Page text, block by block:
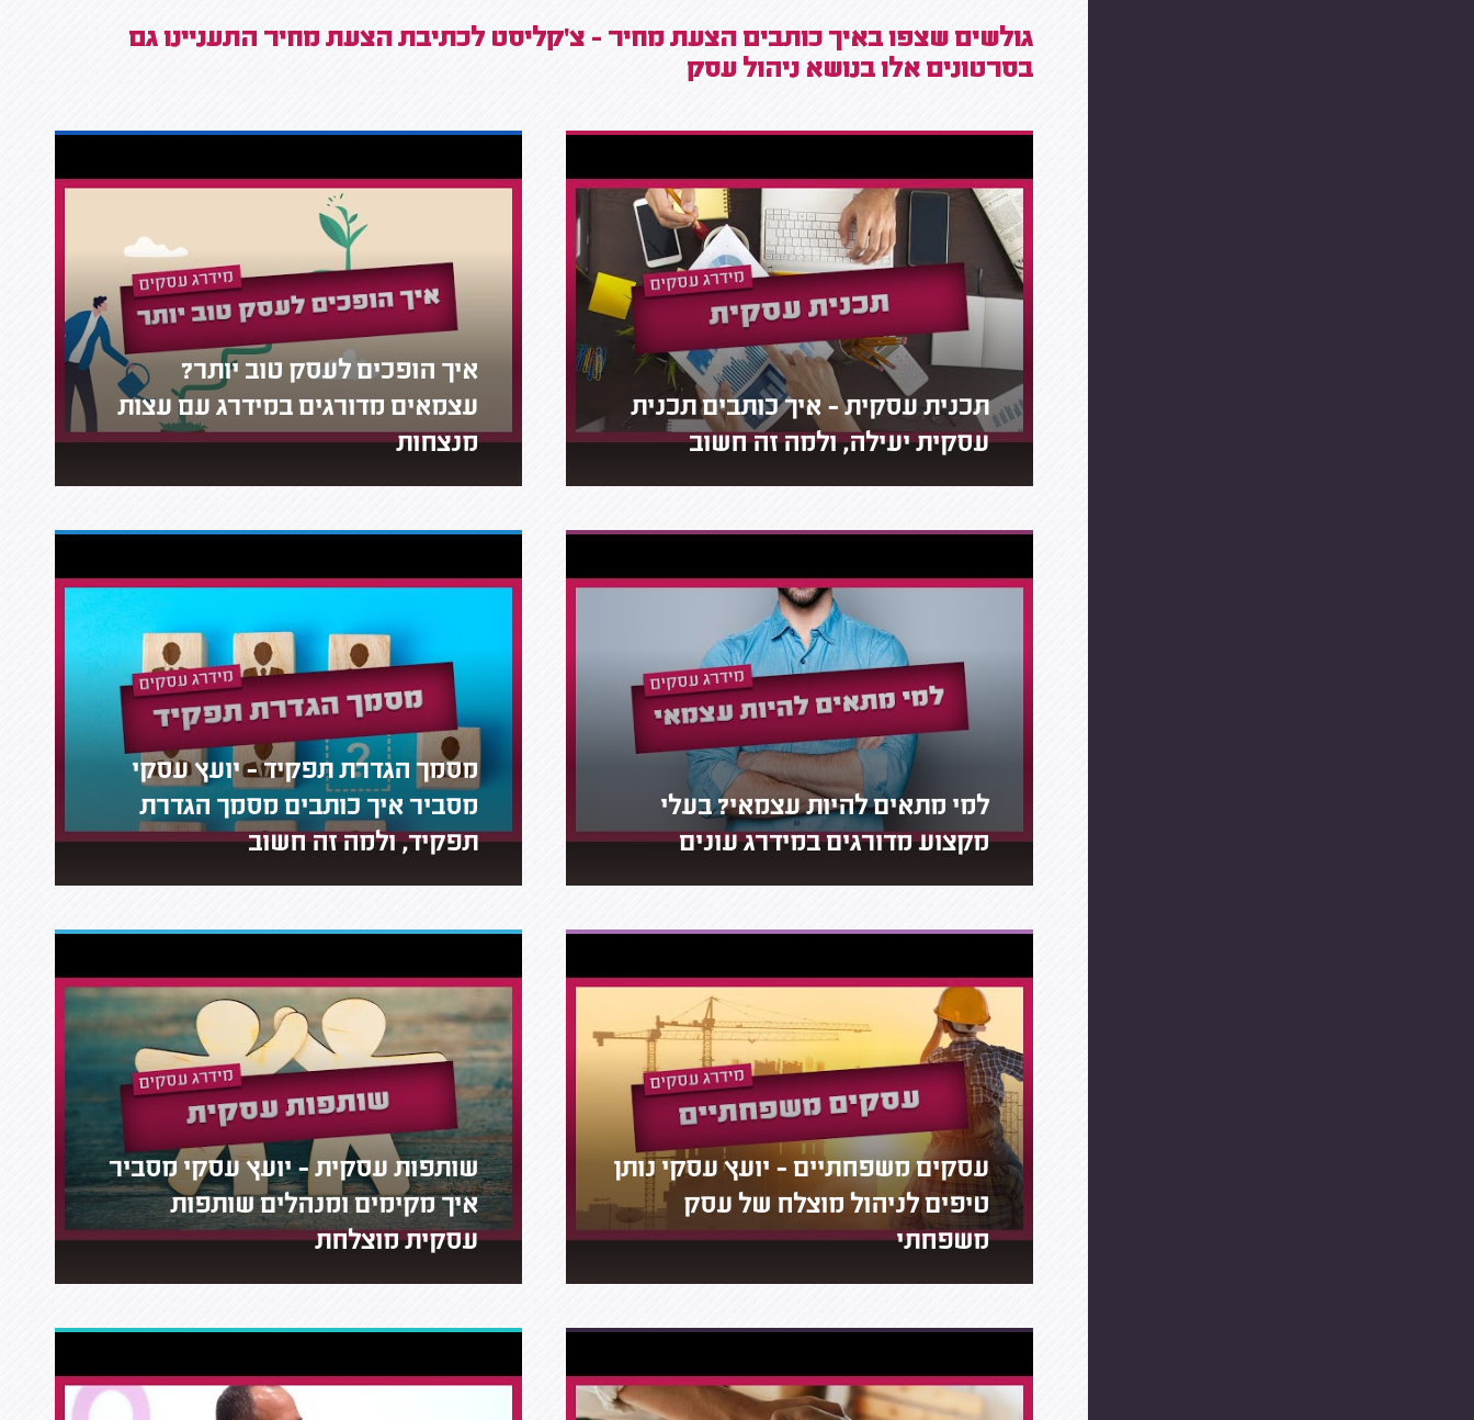
גולשים שצפו באיך כותבים הצעת מחיר - צ'קליסט לכתיבת הצעת מחיר התעניינו גם
בסרטונים אלו בנושא ניהול עסק
תכנית עסקית - איך כותבים תכנית
עסקית יעילה, ולמה זה חשוב
איך הופכים לעסק טוב יותר?
עצמאים מדורגים במידרג עם עצות
מנצחות
למי מתאים להיות עצמאי? בעלי
מקצוע מדורגים במידרג עונים
מסמך הגדרת תפקיד - יועץ עסקי
מסביר איך כותבים מסמך הגדרת
תפקיד, ולמה זה חשוב
עסקים משפחתיים - יועץ עסקי נותן
טיפים לניהול מוצלח של עסק
משפחתי
שותפות עסקית - יועץ עסקי מסביר
איך מקימים ומנהלים שותפות
עסקית מוצלחת